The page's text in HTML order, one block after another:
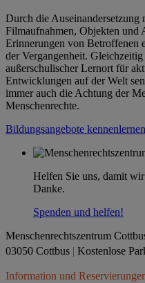
Durch die Auseinandersetzung
Filmaufnahmen, Objekten und
Erinnerungen von Betroffenen
der Vergangenheit.
außerschulischer Lernort für
Entwicklungen auf der Welt
immer auch die Achtung der
Menschenrechte.
Bildungsangebote kennenlernen
Helfen Sie uns, damit
Danke.
Spenden und helfen!
Menschenrechtszentrum
03050 Cottbus | Kostenlose
Information und